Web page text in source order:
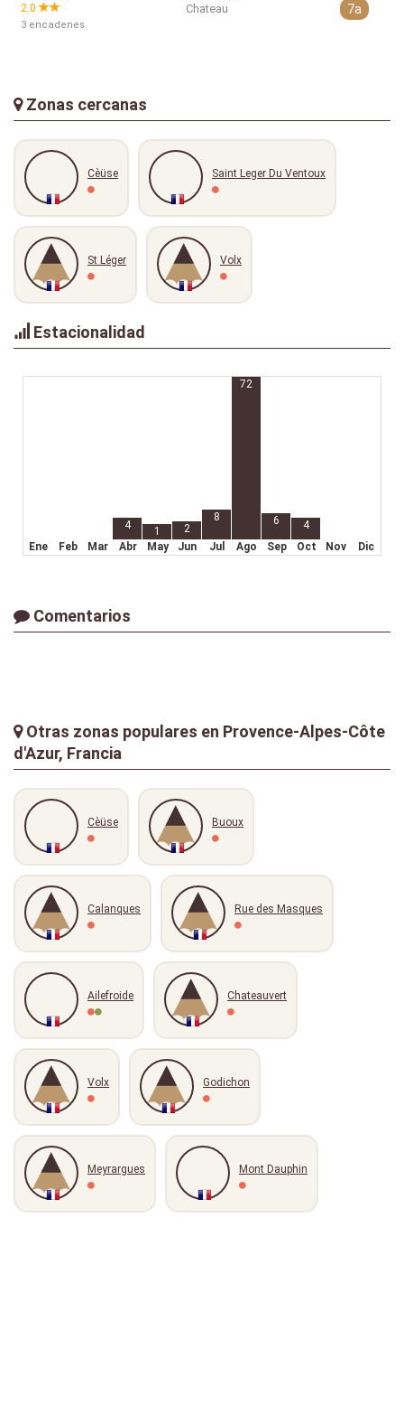
2.0
3 encadenes
Chateau 7a
Zonas cercanas
Cèüse Saint Leger Du Ventoux
St Léger Volx
Estacionalidad
4 1 2
8
72
6
4
Ene
Feb Mar Abr May Jun Jul Ago Sep Oct Nov Dic
Comentarios
Otras zonas populares en Provence-Alpes-Côte
d'Azur, Francia
Cèüse Buoux
Calanques Rue des Masques
Ailefroide Chateauvert
Volx Godichon
Meyrargues Mont Dauphin